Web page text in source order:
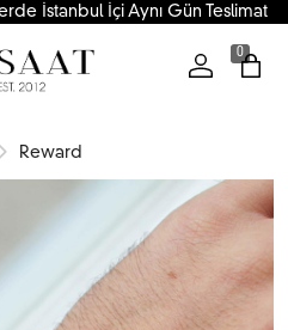
İstanbul İçi Aynı Gün Teslimat
0
Reward